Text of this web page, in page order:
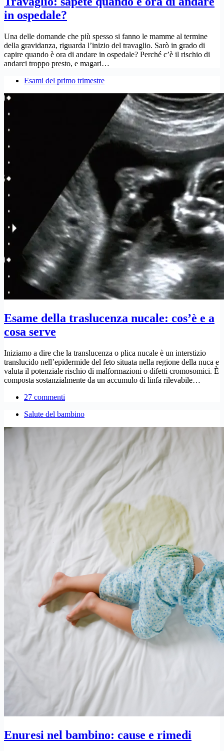
in ospedale?
Una delle domande che più spesso si fanno le mamme al termine
della gravidanza, riguarda l’inizio del travaglio. Sarò in grado di
capire quando è ora di andare in ospedale? Perché c’è il rischio di
andarci troppo presto, e magari…
Esami del primo trimestre
Esame della traslucenza nucale: cos’è e a
cosa serve
Iniziamo a dire che la translucenza o plica nucale è un interstizio
translucido nell’epidermide del feto situata nella regione della nuca e
valuta il potenziale rischio di malformazioni o difetti cromosomici. È
composta sostanzialmente da un accumulo di linfa rilevabile…
27 commenti
Salute del bambino
Enuresi nel bambino: cause e rimedi